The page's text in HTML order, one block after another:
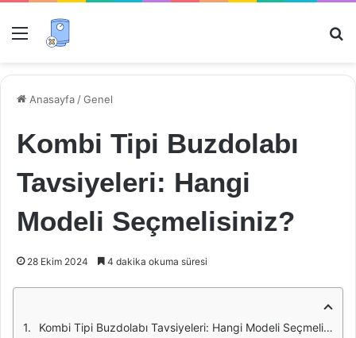
Menü
Anasayfa /Genel
Kombi Tipi Buzdolabı
Tavsiyeleri: Hangi
Modeli Seçmelisiniz?
28 Ekim 2024 4 dakika okuma süresi
Kombi Tipi Buzdolabı Tavsiyeleri: Hangi Modeli Seçmelisiniz?